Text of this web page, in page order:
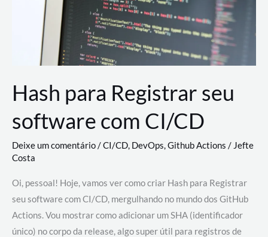
desenvolvimento
Hash para Registrar seu
software com CI/CD
Deixe um comentário/CI/CD, DevOps,Github Actions /Jefte
Costa
Oi, pessoal! Hoje, vamos ver como criar Hash para Registrar
seu software com CI/CD, mergulhando no mundo dos GitHub
Actions. Vou mostrar como adicionar um SHA (identificador
único) no corpo da release, algo super útil para registros de